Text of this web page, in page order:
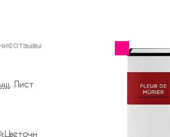
отзывы
, Лист